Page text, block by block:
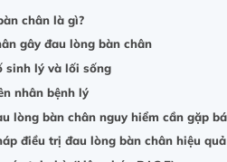
chân là gì?
gây đau lòng bàn chân
sinh lý và lối sống
nhân bệnh lý
lòng bàn chân nguy hiểm cần gặp
điều trị đau lòng bàn chân hiệu quả